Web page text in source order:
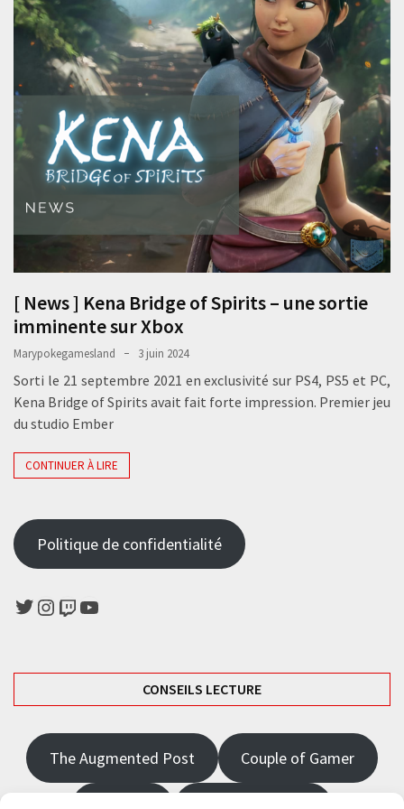
[ News ] Kena Bridge of Spirits – une sortie
imminente sur Xbox
Marypokegamesland 3 juin 2024
Sorti le 21 septembre 2021 en exclusivité sur PS4, PS5 et PC,
Kena Bridge of Spirits avait fait forte impression. Premier jeu
du studio Ember
CONTINUER À LIRE
Politique de confidentialité
Twitter
Instagram
TwitchYouTube
CONSEILS LECTURE
The Augmented Post Couple of Gamer